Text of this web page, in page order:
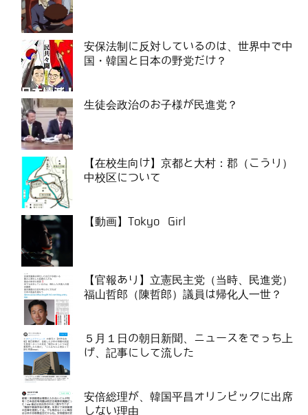
安保法制に反対しているのは、世界中で中
国・韓国と日本の野党だけ？
生徒会政治のお子様が民進党？
【在校生向け】京都と大村：郡（こうり）
中校区について
【動画】Tokyo Girl
【官報あり】立憲民主党（当時、民進党）
福山哲郎（陳哲郎）議員は帰化人一世？
５月１日の朝日新聞、ニュースをでっち上
げ、記事にして流した
安倍総理が、韓国平昌オリンピックに出席
しない理由